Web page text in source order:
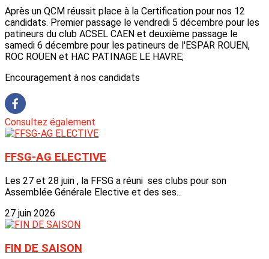
Après un QCM réussit place à la Certification pour nos 12
candidats. Premier passage le vendredi 5 décembre pour les
patineurs du club ACSEL CAEN et deuxième passage le
samedi 6 décembre pour les patineurs de l'ESPAR ROUEN,
ROC ROUEN et HAC PATINAGE LE HAVRE;
Encouragement à nos candidats
Consultez également
FFSG-AG ELECTIVE
Les 27 et 28 juin , la FFSG a réuni ses clubs pour son
Assemblée Générale Elective et des ses...
27 juin 2026
FIN DE SAISON